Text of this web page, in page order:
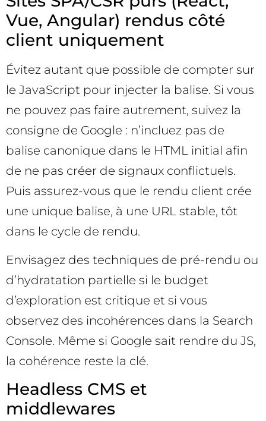
Vue, Angular) rendus côté
client uniquement
Évitez autant que possible de compter sur
le JavaScript pour injecter la balise. Si vous
ne pouvez pas faire autrement, suivez la
consigne de Google : n’incluez pas de
balise canonique dans le HTML initial afin
de ne pas créer de signaux conflictuels.
Puis assurez-vous que le rendu client crée
une unique balise, à une URL stable, tôt
dans le cycle de rendu.
Envisagez des techniques de pré-rendu ou
d’hydratation partielle si le budget
d’exploration est critique et si vous
observez des incohérences dans la Search
Console. Même si Google sait rendre du JS,
la cohérence reste la clé.
Headless CMS et
middlewares